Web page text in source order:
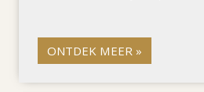
ONTDEK MEER »